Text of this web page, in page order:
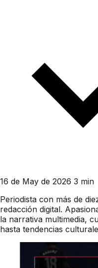
16 de May de 2026 3 min
Periodista con más de
redacción digital.
la narrativa multimedia,
hasta tendencias